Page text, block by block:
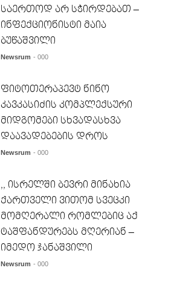
საერთოდ არ სჭირდებათ –
ინფექციონისტი მაია
ბუწაშვილი
Newsrum - 000
ფიტოთერაპევტ ნინო
კავკასიძის კომპლექსური
მიდგომები სხვადასხვა
დაავადებების დროს
Newsrum - 000
,, ისრელში ბევრი მინახია
ქართველი ვითომ სვეცკი
მომღერალი რომლებიც აქ
ტაშფანდურებს მღერიან –
იმედო ჯანაშვილი
Newsrum - 000